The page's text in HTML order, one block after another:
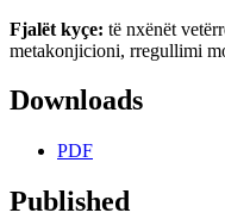
Fjalët kyçe: të nxënët
metakonjicioni, rregullimi
Downloads
PDF
Published